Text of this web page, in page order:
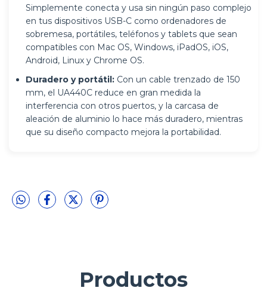
Simplemente conecta y usa sin ningún paso complejo
en tus dispositivos USB-C como ordenadores de
sobremesa, portátiles, teléfonos y tablets que sean
compatibles con Mac OS, Windows, iPadOS, iOS,
Android, Linux y Chrome OS.
Duradero y portátil: Con un cable trenzado de 150
mm, el UA440C reduce en gran medida la
interferencia con otros puertos, y la carcasa de
aleación de aluminio lo hace más duradero, mientras
que su diseño compacto mejora la portabilidad.
Productos